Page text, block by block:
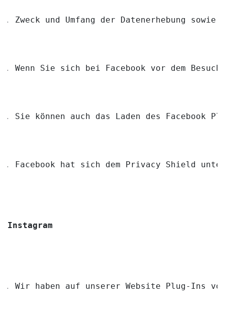
Zweck und Umfang der Datenerhebung
Wenn Sie sich bei Facebook vor dem
Sie können auch das Laden des
Facebook hat sich dem Privacy Shield
Instagram
Wir haben auf unserer Website Plug-Ins